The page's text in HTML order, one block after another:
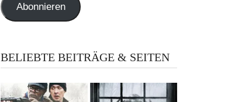
Abonnieren
BELIEBTE BEITRÄGE & SEITEN